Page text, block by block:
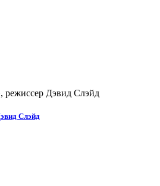
режиссер Дэвид Слэйд
Слэйд